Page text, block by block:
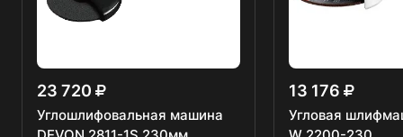
23 720
Углошлифовальная машина
13 176
Угловая